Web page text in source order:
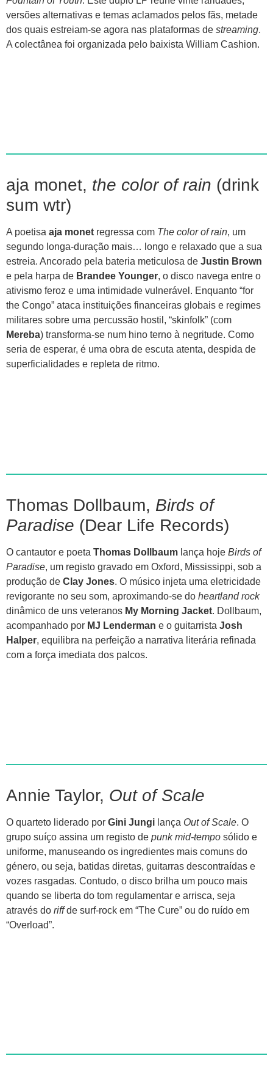
versões alternativas e temas aclamados pelos fãs, metade
dos quais estreiam-se agora nas plataformas de streaming.
A colectânea foi organizada pelo baixista William Cashion.
aja monet, the color of rain (drink
sum wtr)
A poetisa aja monet regressa com The color of rain, um
segundo longa-duração mais… longo e relaxado que a sua
estreia. Ancorado pela bateria meticulosa de Justin Brown
e pela harpa de Brandee Younger, o disco navega entre o
ativismo feroz e uma intimidade vulnerável. Enquanto “for
the Congo” ataca instituições financeiras globais e regimes
militares sobre uma percussão hostil, “skinfolk” (com
Mereba) transforma-se num hino terno à negritude. Como
seria de esperar, é uma obra de escuta atenta, despida de
superficialidades e repleta de ritmo.
Thomas Dollbaum, Birds of
Paradise (Dear Life Records)
O cantautor e poeta Thomas Dollbaum lança hoje Birds of
Paradise, um registo gravado em Oxford, Mississippi, sob a
produção de Clay Jones. O músico injeta uma eletricidade
revigorante no seu som, aproximando-se do heartland rock
dinâmico de uns veteranos My Morning Jacket. Dollbaum,
acompanhado por MJ Lenderman e o guitarrista Josh
Halper, equilibra na perfeição a narrativa literária refinada
com a força imediata dos palcos.
Annie Taylor, Out of Scale
O quarteto liderado por Gini Jungi lança Out of Scale. O
grupo suíço assina um registo de punk mid-tempo sólido e
uniforme, manuseando os ingredientes mais comuns do
género, ou seja, batidas diretas, guitarras descontraídas e
vozes rasgadas. Contudo, o disco brilha um pouco mais
quando se liberta do tom regulamentar e arrisca, seja
através do riffde surf-rock em “The Cure” ou do ruído em
“Overload”.